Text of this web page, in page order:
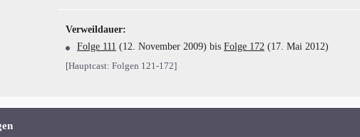
Verweildauer:
Folge 111 (12. November 2009) bis Folge 172 (17. Mai 2012)
[Hauptcast: Folgen 121-172]